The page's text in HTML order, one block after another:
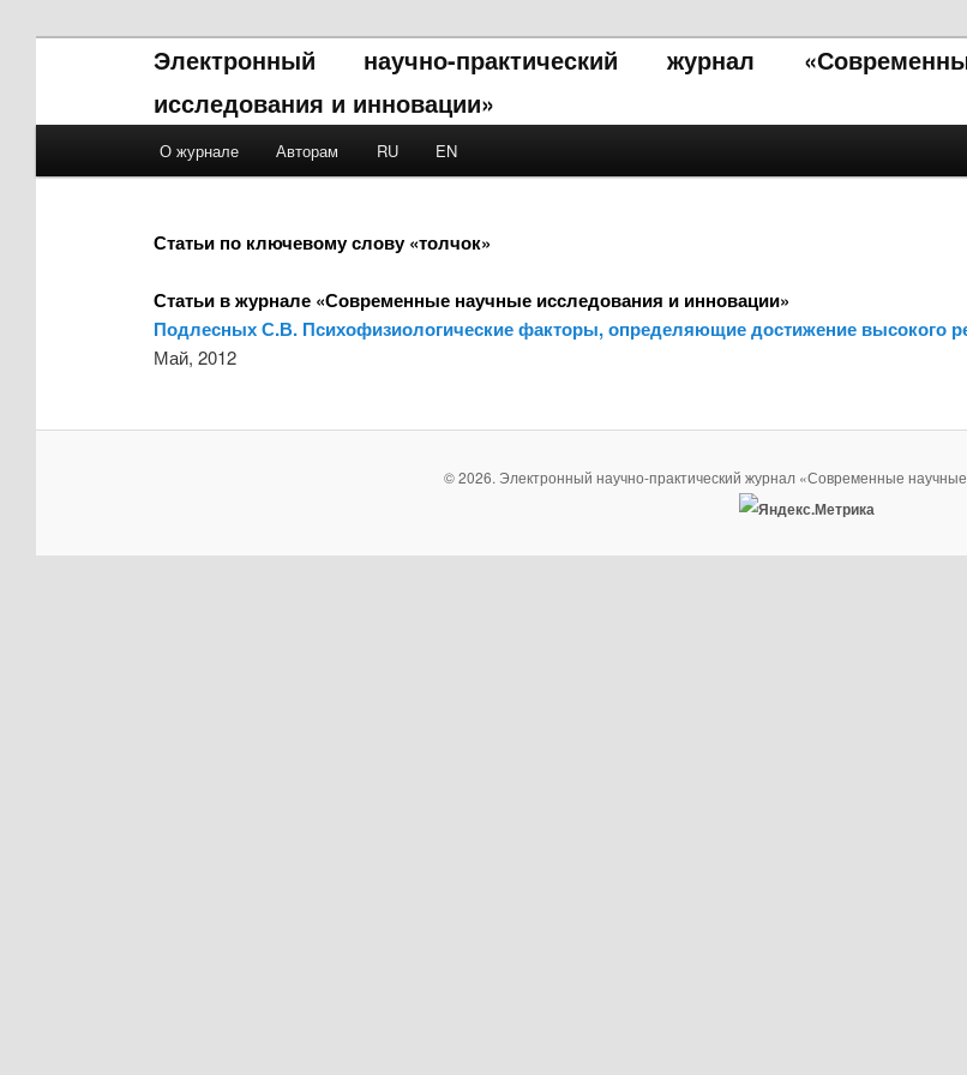
Электронный научно-практический журнал
исследования и инновации»
Skip to primary content
Skip to secondary content
О журнале Авторам RU EN
Статьи по ключевому слову «толчок»
Статьи в журнале «Современные научные исследования и инновации»
Подлесных С.В. Психофизиологические факторы, определяющие достижение высокого
Май, 2012
© 2026. Электронный научно-практический журнал «Современные